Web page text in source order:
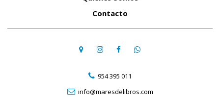
Contacto
954 395 011
info@maresdelibros.com